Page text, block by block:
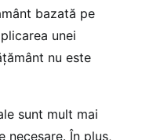
bazată pe
unei
nu este
sunt mult mai
necesare. În plus,